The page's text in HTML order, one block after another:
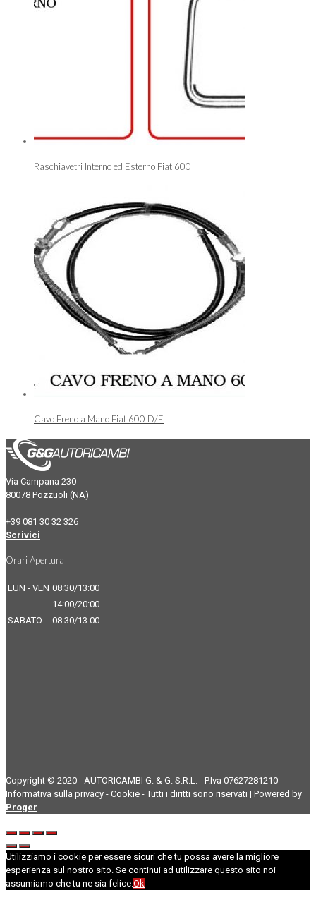
Raschiavetri Interno ed Esterno Fiat 600
Cavo Freno a Mano Fiat 600 D/E
Via Campana 230
80078 Pozzuoli (NA)
+39 081 30 32 326
Scrivici
Orari Apertura
LUN - VEN 08:30/13:00
14:00/20:00
SABATO
08:30/13:00
Copyright © 2020 - AUTORICAMBI G. & G. S.R.L. - P.Iva 07627281210 -
Informativa sulla privacy - Cookie - Tutti i diritti sono riservati | Powered by
Proger
Utilizziamo i cookie per essere sicuri che tu possa avere la migliore
esperienza sul nostro sito. Se continui ad utilizzare questo sito noi
assumiamo che tu ne sia felice.Ok